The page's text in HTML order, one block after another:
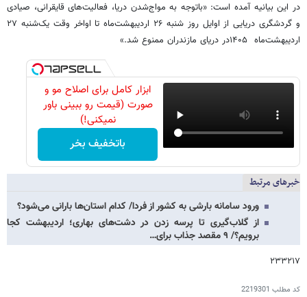
در این بیانیه آمده است: «باتوجه به مواج‌شدن دریا، فعالیت‌های قایقرانی، صیادی
و گردشگری دریایی از اوایل روز شنبه ۲۶ اردیبهشت‌ماه تا اواخر وقت یک‌شنبه ۲۷
اردیبهشت‌ماه ۱۴۰۵در دریای مازندران ممنوع شد.»
ابزار کامل برای اصلاح مو و
صورت (قیمت رو ببینی باور
نمیکنی!)
باتخفیف بخر
خبرهای مرتبط
ورود سامانه بارشی به کشور از فردا/ کدام استان‌ها بارانی می‌شود؟
از گلاب‌گیری تا پرسه زدن در دشت‌های بهاری؛ اردیبهشت کجا
برویم؟/ ۹ مقصد جذاب برای…
۲۳۳۲۱۷
کد مطلب 2219301